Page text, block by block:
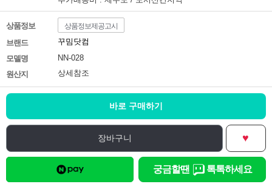
상품정보 상품정보제공고시
브랜드
꾸밈닷컴
모델명
NN-028
원산지
상세참조
바로 구매하기
장바구니 ♥
궁금할땐 톡톡하세요